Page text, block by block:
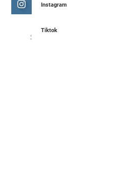
Instagram
Tiktok